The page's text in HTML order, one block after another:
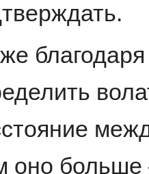
оно больше